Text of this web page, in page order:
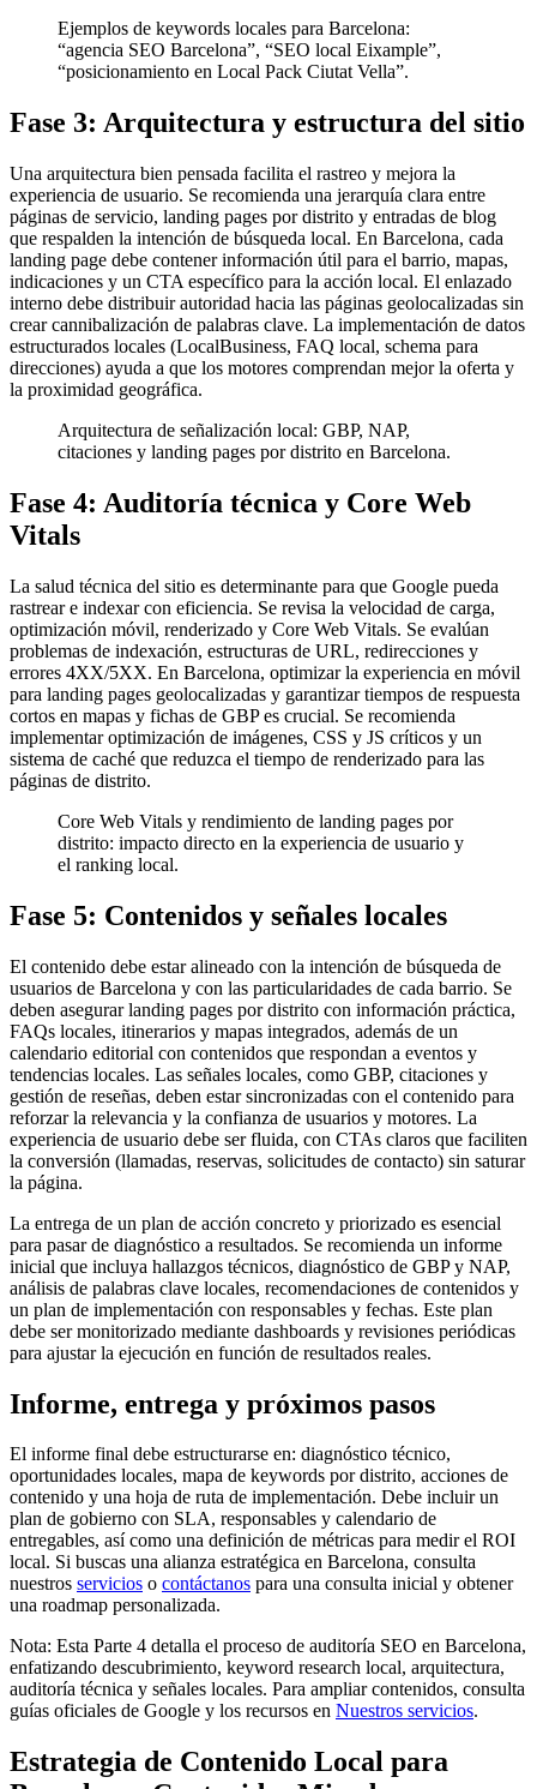
Ejemplos de keywords locales para Barcelona:
“agencia SEO Barcelona”, “SEO local Eixample”,
“posicionamiento en Local Pack Ciutat Vella”.
Fase 3: Arquitectura y estructura del sitio
Una arquitectura bien pensada facilita el rastreo y mejora la
experiencia de usuario. Se recomienda una jerarquía clara entre
páginas de servicio, landing pages por distrito y entradas de blog
que respalden la intención de búsqueda local. En Barcelona, cada
landing page debe contener información útil para el barrio, mapas,
indicaciones y un CTA específico para la acción local. El enlazado
interno debe distribuir autoridad hacia las páginas geolocalizadas sin
crear cannibalización de palabras clave. La implementación de datos
estructurados locales (LocalBusiness, FAQ local, schema para
direcciones) ayuda a que los motores comprendan mejor la oferta y
la proximidad geográfica.
Arquitectura de señalización local: GBP, NAP,
citaciones y landing pages por distrito en Barcelona.
Fase 4: Auditoría técnica y Core Web
Vitals
La salud técnica del sitio es determinante para que Google pueda
rastrear e indexar con eficiencia. Se revisa la velocidad de carga,
optimización móvil, renderizado y Core Web Vitals. Se evalúan
problemas de indexación, estructuras de URL, redirecciones y
errores 4XX/5XX. En Barcelona, optimizar la experiencia en móvil
para landing pages geolocalizadas y garantizar tiempos de respuesta
cortos en mapas y fichas de GBP es crucial. Se recomienda
implementar optimización de imágenes, CSS y JS críticos y un
sistema de caché que reduzca el tiempo de renderizado para las
páginas de distrito.
Core Web Vitals y rendimiento de landing pages por
distrito: impacto directo en la experiencia de usuario y
el ranking local.
Fase 5: Contenidos y señales locales
El contenido debe estar alineado con la intención de búsqueda de
usuarios de Barcelona y con las particularidades de cada barrio. Se
deben asegurar landing pages por distrito con información práctica,
FAQs locales, itinerarios y mapas integrados, además de un
calendario editorial con contenidos que respondan a eventos y
tendencias locales. Las señales locales, como GBP, citaciones y
gestión de reseñas, deben estar sincronizadas con el contenido para
reforzar la relevancia y la confianza de usuarios y motores. La
experiencia de usuario debe ser fluida, con CTAs claros que faciliten
la conversión (llamadas, reservas, solicitudes de contacto) sin saturar
la página.
La entrega de un plan de acción concreto y priorizado es esencial
para pasar de diagnóstico a resultados. Se recomienda un informe
inicial que incluya hallazgos técnicos, diagnóstico de GBP y NAP,
análisis de palabras clave locales, recomendaciones de contenidos y
un plan de implementación con responsables y fechas. Este plan
debe ser monitorizado mediante dashboards y revisiones periódicas
para ajustar la ejecución en función de resultados reales.
Informe, entrega y próximos pasos
El informe final debe estructurarse en: diagnóstico técnico,
oportunidades locales, mapa de keywords por distrito, acciones de
contenido y una hoja de ruta de implementación. Debe incluir un
plan de gobierno con SLA, responsables y calendario de
entregables, así como una definición de métricas para medir el ROI
local. Si buscas una alianza estratégica en Barcelona, consulta
nuestros servicios o contáctanos para una consulta inicial y obtener
una roadmap personalizada.
Nota: Esta Parte 4 detalla el proceso de auditoría SEO en Barcelona,
enfatizando descubrimiento, keyword research local, arquitectura,
auditoría técnica y señales locales. Para ampliar contenidos, consulta
guías oficiales de Google y los recursos en Nuestros servicios.
Estrategia de Contenido Local para